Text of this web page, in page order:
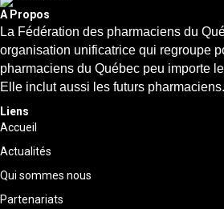
A Propos
La Fédération des pharmaciens du
organisation unificatrice qui regroupe
pharmaciens du Québec peu importe
Elle inclut aussi les futurs pharmaciens.
Liens
Accueil
Actualités
Qui sommes nous
Partenariats